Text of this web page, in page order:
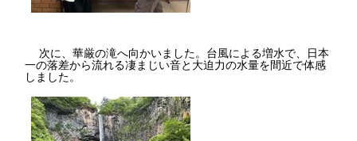
次に、華厳の滝へ向かいました。台風による増水で、日本
一の落差から流れる凄まじい音と大迫力の水量を間近で体感
しました。